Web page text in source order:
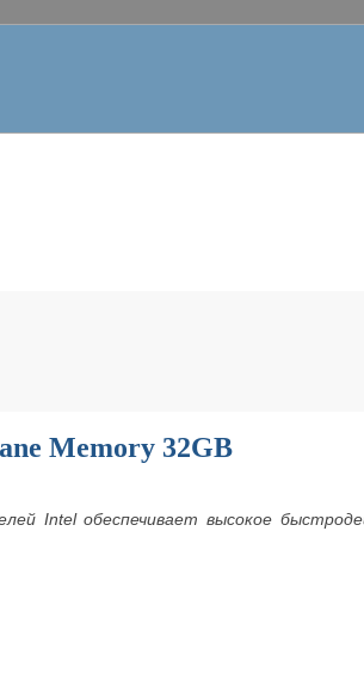
Memory 32GB
Intel обеспечивает высокое